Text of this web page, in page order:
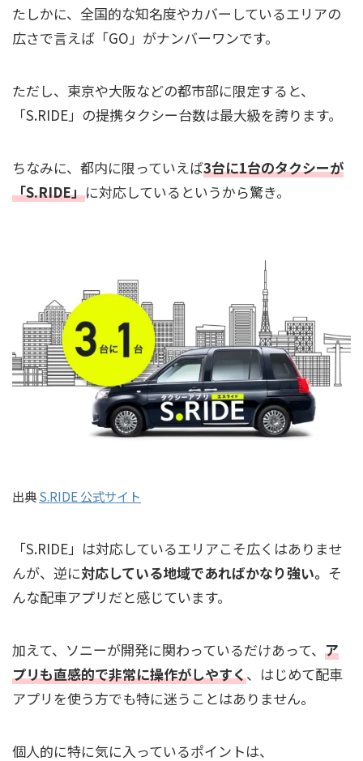
たしかに、全国的な知名度やカバーしているエリアの
広さで言えば「GO」がナンバーワンです。
ただし、東京や大阪などの都市部に限定すると、
「S.RIDE」の提携タクシー台数は最大級を誇ります。
ちなみに、都内に限っていえば3台に1台のタクシーが
「S.RIDE」に対応しているというから驚き。
出典S.RIDE 公式サイト
「S.RIDE」は対応しているエリアこそ広くはありませ
んが、逆に対応している地域であればかなり強い。 そ
んな配車アプリだと感じています。
加えて、ソニーが開発に関わっているだけあって、 ア
プリも直感的で非常に操作がしやすく、はじめて配車
アプリを使う方でも特に迷うことはありません。
個人的に特に気に入っているポイントは、